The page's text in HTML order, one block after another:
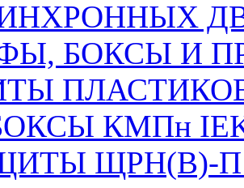
БОКСЫ И
КМПн
ЩРН(В)-П